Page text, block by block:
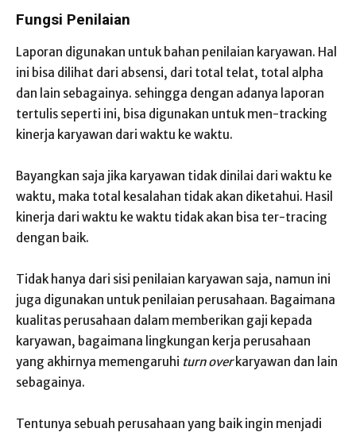
Fungsi Penilaian
Laporan digunakan untuk bahan penilaian karyawan. Hal
ini bisa dilihat dari absensi, dari total telat, total alpha
dan lain sebagainya. sehingga dengan adanya laporan
tertulis seperti ini, bisa digunakan untuk men-tracking
kinerja karyawan dari waktu ke waktu.
Bayangkan saja jika karyawan tidak dinilai dari waktu ke
waktu, maka total kesalahan tidak akan diketahui. Hasil
kinerja dari waktu ke waktu tidak akan bisa ter-tracing
dengan baik.
Tidak hanya dari sisi penilaian karyawan saja, namun ini
juga digunakan untuk penilaian perusahaan. Bagaimana
kualitas perusahaan dalam memberikan gaji kepada
karyawan, bagaimana lingkungan kerja perusahaan
yang akhirnya memengaruhi turn overkaryawan dan lain
sebagainya.
Tentunya sebuah perusahaan yang baik ingin menjadi